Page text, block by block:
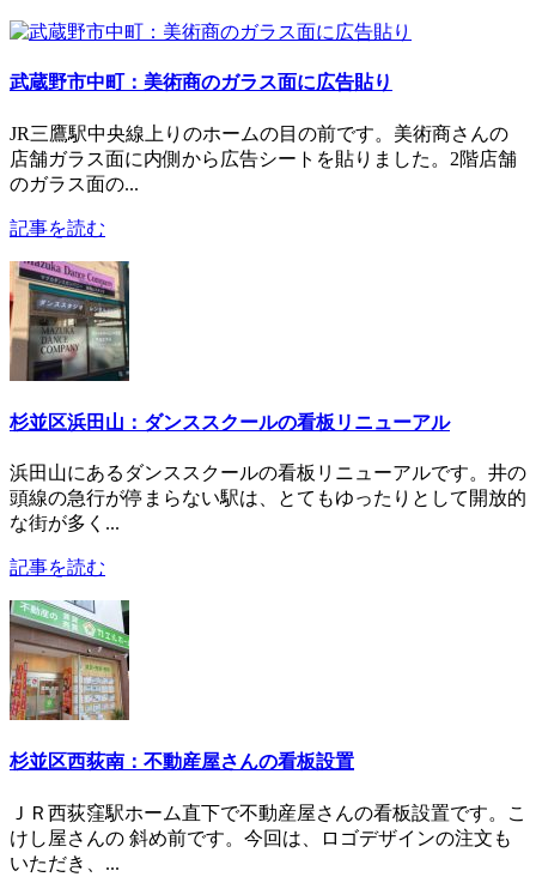
武蔵野市中町：美術商のガラス面に広告貼り
JR三鷹駅中央線上りのホームの目の前です。美術商さんの
店舗ガラス面に内側から広告シートを貼りました。2階店舗
のガラス面の...
記事を読む
杉並区浜田山：ダンススクールの看板リニューアル
浜田山にあるダンススクールの看板リニューアルです。井の
頭線の急行が停まらない駅は、とてもゆったりとして開放的
な街が多く...
記事を読む
杉並区西荻南：不動産屋さんの看板設置
ＪＲ西荻窪駅ホーム直下で不動産屋さんの看板設置です。こ
けし屋さんの 斜め前です。今回は、ロゴデザインの注文も
いただき、...